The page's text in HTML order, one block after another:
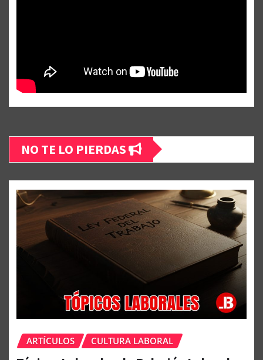
NO TE LO PIERDAS
ARTÍCULOS CULTURA LABORAL